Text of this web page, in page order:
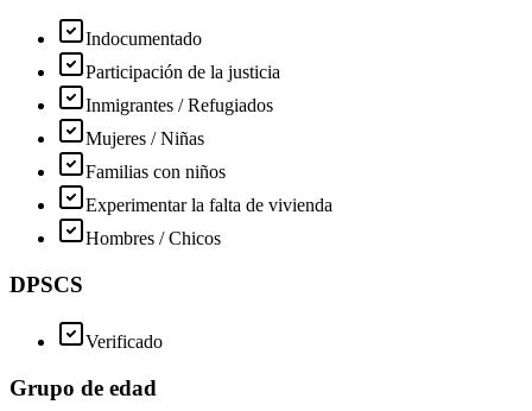
Indocumentado
Participación de la justicia
Inmigrantes / Refugiados
Mujeres / Niñas
Familias con niños
Experimentar la falta de vivienda
Hombres / Chicos
DPSCS
Verificado
Grupo de edad